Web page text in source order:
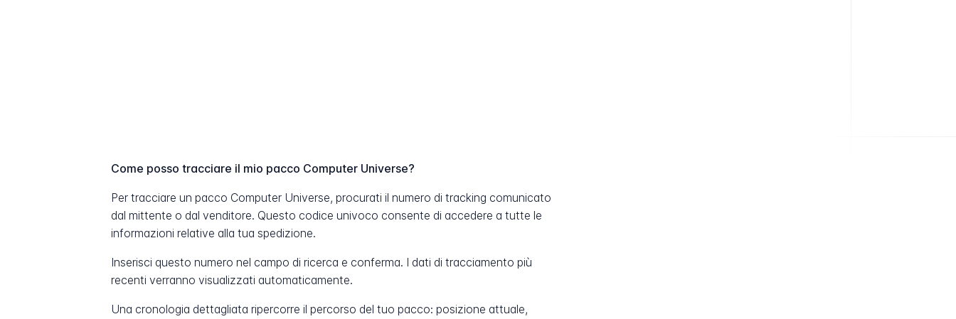
Come posso tracciare il mio pacco Computer Universe?
Per tracciare un pacco Computer Universe, procurati il numero di tracking comunicato
dal mittente o dal venditore. Questo codice univoco consente di accedere a tutte le
informazioni relative alla tua spedizione.
Inserisci questo numero nel campo di ricerca e conferma. I dati di tracciamento più
recenti verranno visualizzati automaticamente.
Una cronologia dettagliata ripercorre il percorso del tuo pacco: posizione attuale,